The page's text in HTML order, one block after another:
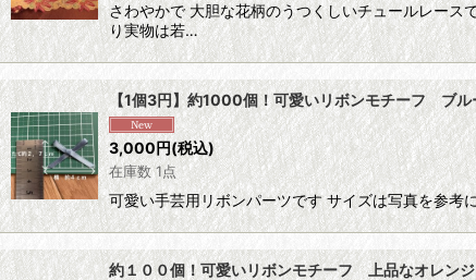
さわやかで 大胆な花柄のうつくしいチュールレース
り実物は若…
【1個3円】約1000個！可愛いリボンモチーフ
3,000円(税込)
在庫数 1点
可愛い手芸用リボンパーツです サイズは写真を参考
約１００個！可愛いリボンモチーフ 上品なオレ